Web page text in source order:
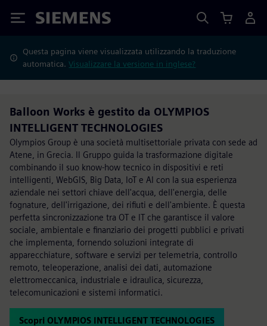
Siemens
Questa pagina viene visualizzata utilizzando la traduzione
automatica.Visualizzare la versione in inglese?
Balloon Works è gestito da OLYMPIOS
INTELLIGENT TECHNOLOGIES
Olympios Group è una società multisettoriale privata con sede ad
Atene, in Grecia. Il Gruppo guida la trasformazione digitale
combinando il suo know-how tecnico in dispositivi e reti
intelligenti, WebGIS, Big Data, IoT e AI con la sua esperienza
aziendale nei settori chiave dell'acqua, dell'energia, delle
fognature, dell'irrigazione, dei rifiuti e dell'ambiente. È questa
perfetta sincronizzazione tra OT e IT che garantisce il valore
sociale, ambientale e finanziario dei progetti pubblici e privati
che implementa, fornendo soluzioni integrate di
apparecchiature, software e servizi per telemetria, controllo
remoto, teleoperazione, analisi dei dati, automazione
elettromeccanica, industriale e idraulica, sicurezza,
telecomunicazioni e sistemi informatici.
Scopri OLYMPIOS INTELLIGENT TECHNOLOGIES